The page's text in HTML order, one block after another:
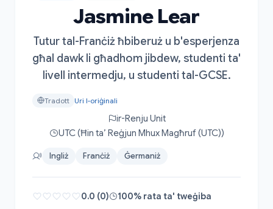
Jasmine Lear
Tutur tal-Franċiż ħbiberuż u b'esperjenza
għal dawk li għadhom jibdew, studenti ta'
livell intermedju, u studenti tal-GCSE.
Tradott Uri l-oriġinali
ir-Renju Unit
UTC (Ħin ta’ Reġjun Mhux Magħruf (UTC))
Ingliż Franċiż Ġermaniż
0.0 (0) 100% rata ta' tweġiba